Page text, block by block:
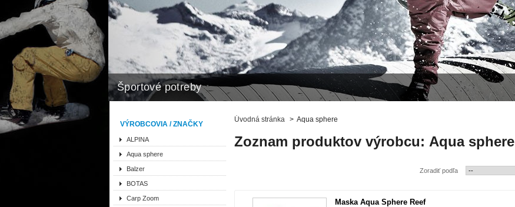
Športové potreby
VÝROBCOVIA / ZNAČKY
ALPINA
Aqua sphere
Balzer
BOTAS
Carp Zoom
Úvodná stránka > Aqua sphere
Zoznam produktov výrobcu: Aqua sphere
Zoradiť podľa
Maska Aqua Sphere Reef